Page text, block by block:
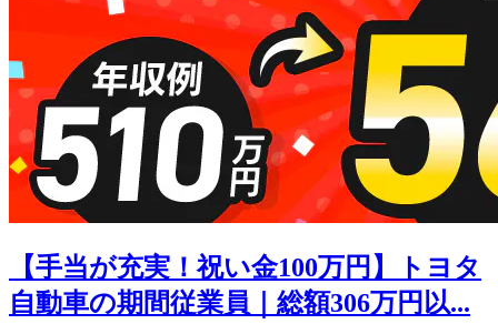
【手当が充実！祝い金100万円】トヨタ
自動車の期間従業員｜総額306万円以...